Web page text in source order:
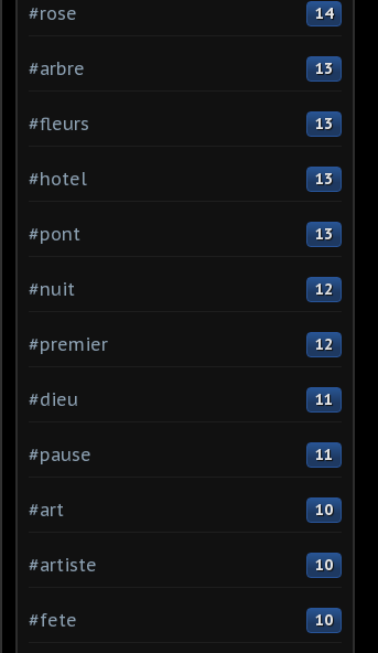
#rose 14
#arbre 13
#fleurs 13
#hotel 13
#pont 13
#nuit 12
#premier 12
#dieu 11
#pause 11
#art 10
#artiste 10
#fete 10